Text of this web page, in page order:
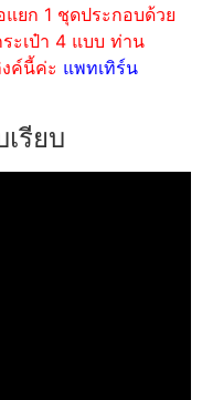
แยก 1 ชุดประกอบด้วย
ะเป๋า 4 แบบ ท่าน
ค์นี้ค่ะ แพทเทิร์น
รียบ